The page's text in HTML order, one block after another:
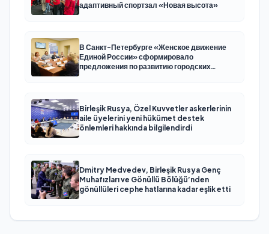
адаптивный спортзал «Новая высота»
В Санкт-Петербурге «Женское движение
Единой России» сформировало
предложения по развитию городских
Birleşik Rusya, Özel Kuvvetler askerlerinin
aile üyelerini yeni hükümet destek
önlemleri hakkında bilgilendirdi
Dmitry Medvedev, Birleşik Rusya Genç
Muhafızları ve Gönüllü Bölüğü’nden
gönüllüleri cephe hatlarına kadar eşlik etti